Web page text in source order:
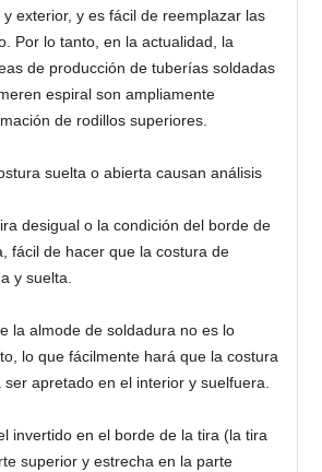
exterior, y es fácil de reemplazar las
Por lo tanto, en la actualidad, la
de producción de tuberías soldadas
espiral son ampliamente
de rodillos superiores.
suelta o abierta causan análisis
desigual o la condición del borde de
fácil de hacer que la costura de
y suelta.
la almode de soldadura no es lo
lo que fácilmente hará que la costura
apretado en el interior y suelfuera.
invertido en el borde de la tira (la tira
superior y estrecha en la parte